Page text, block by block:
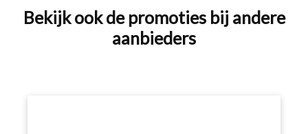
Bekijk ook de promoties bij andere
aanbieders